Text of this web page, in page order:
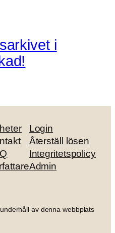
i
Login
Återställ lösen
Integritetspolicy
Admin
av denna webbplats